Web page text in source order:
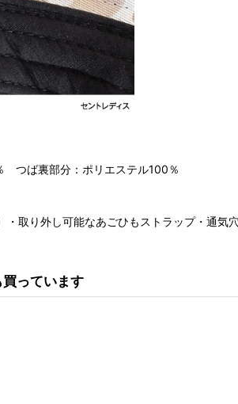
ば裏部分：ポリエステル100％
取り外し可能なあごひもストラップ・通気
っています